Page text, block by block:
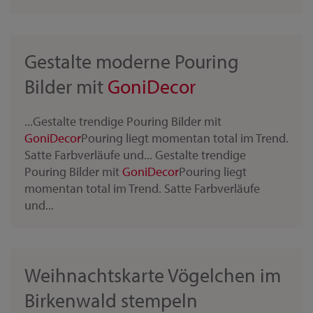
Gestalte moderne Pouring
Bilder mit GoniDecor
...Gestalte trendige Pouring Bilder mit
GoniDecorPouring liegt momentan total im Trend.
Satte Farbverläufe und... Gestalte trendige
Pouring Bilder mitGoniDecorPouring liegt
momentan total im Trend. Satte Farbverläufe
und...
Weihnachtskarte Vögelchen im
Birkenwald stempeln